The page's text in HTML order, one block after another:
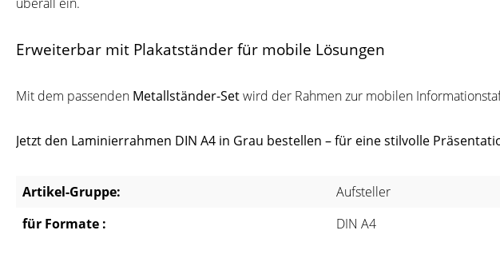
Erweiterbar mit Plakatständer für mobile Lösungen
Mit dem passenden Metallständer-Setwird der Rahmen zur mobilen
Jetzt den Laminierrahmen DIN A4 in Grau bestellen – für eine stilvolle
Artikel-Gruppe:
Aufsteller
für Formate :
DIN A4